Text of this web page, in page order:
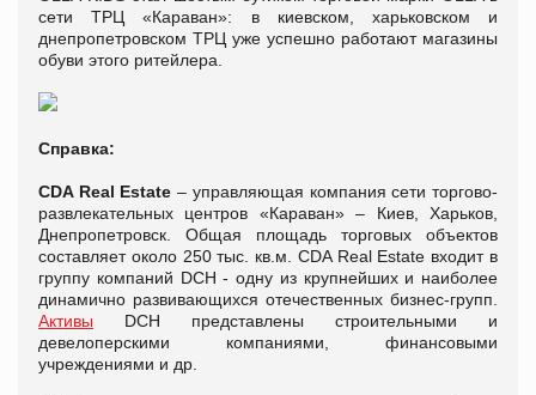
сети ТРЦ «Караван»: в киевском, харьковском и
днепропетровском ТРЦ уже успешно работают магазины
обуви этого ритейлера.
Справка:
CDA Real Estate – управляющая компания сети торгово-
развлекательных центров «Караван» – Киев, Харьков,
Днепропетровск. Общая площадь торговых объектов
составляет около 250 тыс. кв.м. CDA Real Estate входит в
группу компаний DCH - одну из крупнейших и наиболее
динамично развивающихся отечественных бизнес-групп.
Активы DCH представлены строительными и
девелоперскими компаниями, финансовыми
учреждениями и др.